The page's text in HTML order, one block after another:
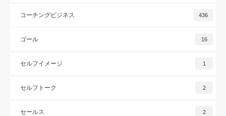
コーチングビジネス 436
ゴール 16
セルフイメージ 1
セルフトーク 2
セールス 2